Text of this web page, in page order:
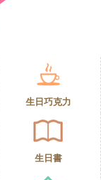
生日巧克力
生日書